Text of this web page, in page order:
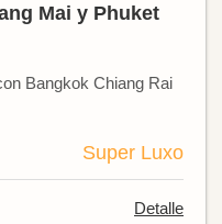
Mai y Phuket
Bangkok Chiang Rai
Super Luxo
Detalle